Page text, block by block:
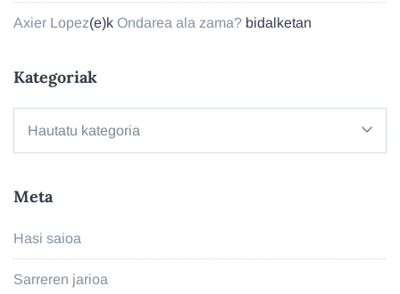
Axier Lopez(e)k Ondarea ala zama? bidalketan
Kategoriak
Meta
Hasi saioa
Sarreren jarioa